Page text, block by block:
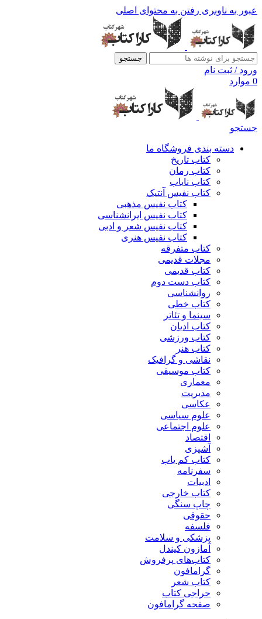
عبور به ناوبری رفتن به محتوای اصلی
جستجو
ورود / ثبت نام
0 موارد
جستجو
دسته بندی فروشگاه ما
کتاب تاریخ
کتاب رمان
کتاب نایاب
کتاب نفیس آنتیک
کتاب نفیس مذهبی
کتاب نفیس ایرانشناسی
کتاب نفیس شعر و ادبی
کتاب نفیس هنری
کتاب متفرقه
مجلات قدیمی
کتاب قدیمی
کتاب دست دوم
روانشناسی
کتاب خطی
سینما و تئاتر
کتاب ادیان
کتاب ورزشی
کتاب هنر
نقاشی و گرافیک
کتاب موسیقی
معماری
مدیریت
عکاسی
علوم سیاسی
علوم اجتماعی
اقتصاد
آشپزی
کتاب کم یاب
سفرنامه
ادبیات
کتاب خارجی
چاپ سنگی
حقوقی
فلسفه
پزشکی و سلامت
آمازون کیندل
کتاب‌های پرفروش
گرامافون
کتاب شعر
حراجی کتاب
صفحه گرامافون